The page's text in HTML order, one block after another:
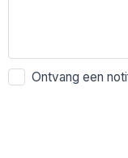
Ontvang een